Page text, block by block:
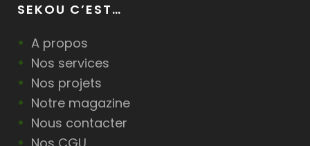
SEKOU C’EST…
A propos
Nos services
Nos projets
Notre magazine
Nous contacter